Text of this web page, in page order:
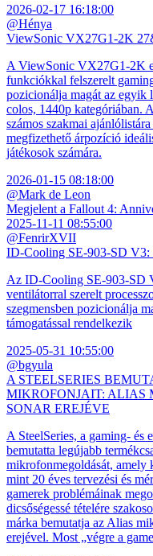
2026-02-17 16:18:00
@Hénya
ViewSonic VX27G1-2K
A ViewSonic VX27G1-2K
funkciókkal felszerelt
pozicionálja magát az egyik
colos, 1440p kategóriában.
számos szakmai
megfizethető árpozíció
játékosok számára.
2026-01-15 08:18:00
@Mark de Leon
Megjelent a Fallout 4:
2025-11-11 08:55:00
@FenrirXVII
ID-Cooling SE-903-SD V3:
Az ID-Cooling SE-903-SD
ventilátorral szerelt
szegmensben pozicionálja
támogatással rendelkezik
2025-05-31 10:55:00
@bgyula
A STEELSERIES
MIKROFONJAIT: ALIAS
SONAR EREJÉVE
A SteelSeries, a gaming- és
bemutatta legújabb
mikrofonmegoldását, amely
mint 20 éves tervezési és
gamerek problémáinak
dicsőségessé tételére
márka bemutatja az Alias
erejével. Most „végre a